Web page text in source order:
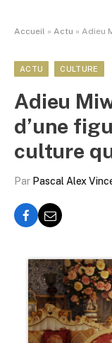
Accueil » Actu » Adieu
ACTU CULTURE
Adieu
d’une
culture
Par Pascal Alex